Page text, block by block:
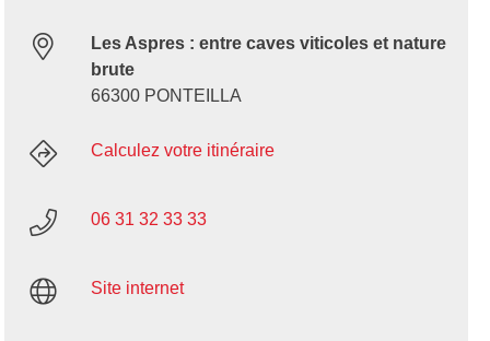
Les Aspres : entre caves viticoles et nature
brute
66300 PONTEILLA
Calculez votre itinéraire
06 31 32 33 33
Site internet